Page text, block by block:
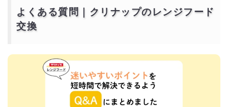
よくある質問｜クリナップのレンジフード
交換